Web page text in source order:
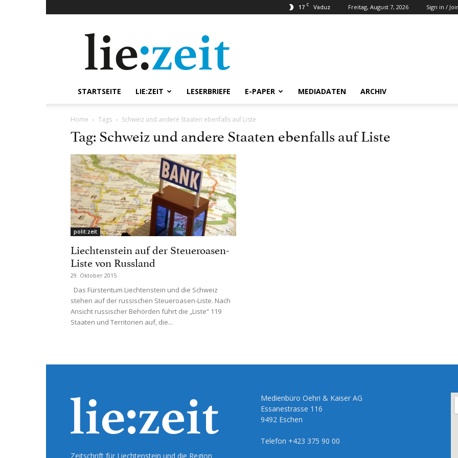
17 C Vaduz Freitag, August 7, 2026 Sign in /
STARTSEITE LIE:ZEIT LESERBRIEFE E-PAPER MEDIADATEN ARCHIV
Home Tags Schweiz und andere Staaten ebenfalls auf Liste
Tag: Schweiz und andere Staaten ebenfalls auf Liste
polit:zeit
Liechtenstein auf der Steueroasen-
Liste von Russland
29. Oktober 2015
Das Fürstentum Liechtenstein und die Schweiz
stehen auf der russischen Steueroasen-Liste. Nach
Ansicht russischer Behörden führt die „Liste“ 119
Staaten und Territorien auf, die...
Zeitschrift für Liechtenstein und die Region
Medienbüro Oehri & Kaiser AG
Essanestrasse 116
9492 Eschen
Telefon +423 375 90 00